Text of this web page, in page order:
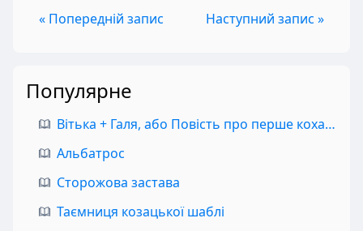
« Попередній запис Наступний запис »
Популярне
Вітька + Галя, або Повість про перше кохання
Альбатрос
Сторожова застава
Таємниця козацької шаблі